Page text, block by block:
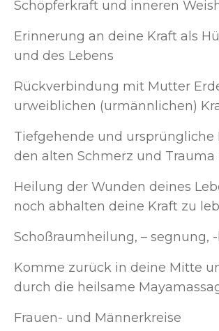
Schöpferkraft und inneren
Erinnerung an deine Kraft als
und des Lebens
Rückverbindung mit Mutter
urweiblichen (urmännlichen)
Tiefgehende und ursprüngliche
den alten Schmerz und Trauma
Heilung der Wunden deines
noch abhalten deine Kraft zu
Schoßraumheilung, – segnung,
Komme zurück in deine Mitte
durch die heilsame
Frauen- und Männerkreise